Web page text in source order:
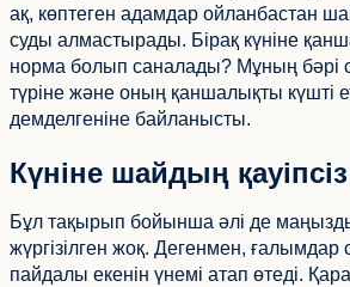
ақ, көптеген адамдар ойланбастан
суды алмастырады. Бірақ күніне
норма болып саналады? Мұның бәрі
түріне және оның қаншалықты күшті
демделгеніне байланысты.
Күніне шайдың
Бұл тақырып бойынша әлі де
жүргізілген жоқ. Дегенмен,
пайдалы екенін үнемі атап өтеді.